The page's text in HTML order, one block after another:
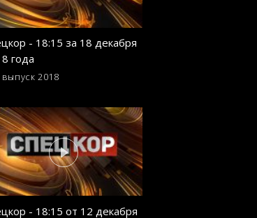
- 18:15 за 18 декабря
года
2018
- 18:15 от 12 декабря